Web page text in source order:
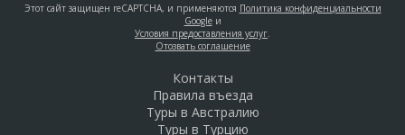
Этот сайт защищен reCAPTCHA, и применяются Политика конфиденциальности
Googleи
Условия предоставления услуг.
Отозвать соглашение
Контакты
Правила въезда
Туры в Австралию
Туры в Турцию